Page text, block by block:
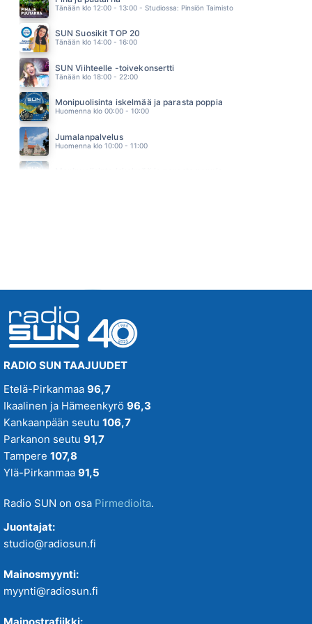
HOSTIKKA JUHA & DALLAPE ORKESTERI
KUULUT AIKAAN PARHAIMPAAN
MATTI JA TEPPO
Tänään klo 12:00 - 13:00 - Studiossa: Pinsiön Taimisto
SUN Suosikit TOP 20
Tänään klo 14:00 - 16:00
SUN Viihteelle -toivekonsertti
Tänään klo 18:00 - 22:00
Monipuolisinta iskelmää ja parasta poppia
Huomenna klo 00:00 - 10:00
Jumalanpalvelus
Huomenna klo 10:00 - 11:00
RADIO SUN TAAJUUDET
Etelä-Pirkanmaa 96,7
Ikaalinen ja Hämeenkyrö 96,3
Kankaanpään seutu 106,7
Parkanon seutu 91,7
Tampere 107,8
Ylä-Pirkanmaa 91,5
Radio SUN on osa Pirmedioita.
Juontajat:
studio@radiosun.fi
Mainosmyynti:
myynti@radiosun.fi